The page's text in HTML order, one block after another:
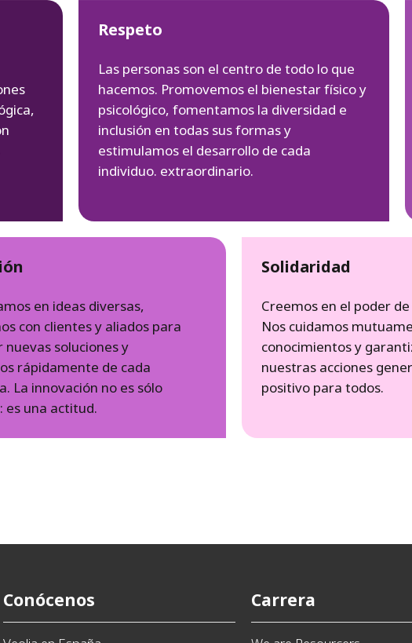
Respeto
Las personas son el centro de todo lo que
hacemos. Promovemos el bienestar físico y
psicológico, fomentamos la diversidad e
inclusión en todas sus formas y
estimulamos el desarrollo de cada
individuo. extraordinario.
en ideas diversas,
con clientes y aliados para
nuevas soluciones y
rápidamente de cada
La innovación no es sólo
es una actitud.
Solidaridad
Creemos en el poder
Nos cuidamos
conocimientos y
nuestras acciones
positivo para todos.
Conócenos Carrera